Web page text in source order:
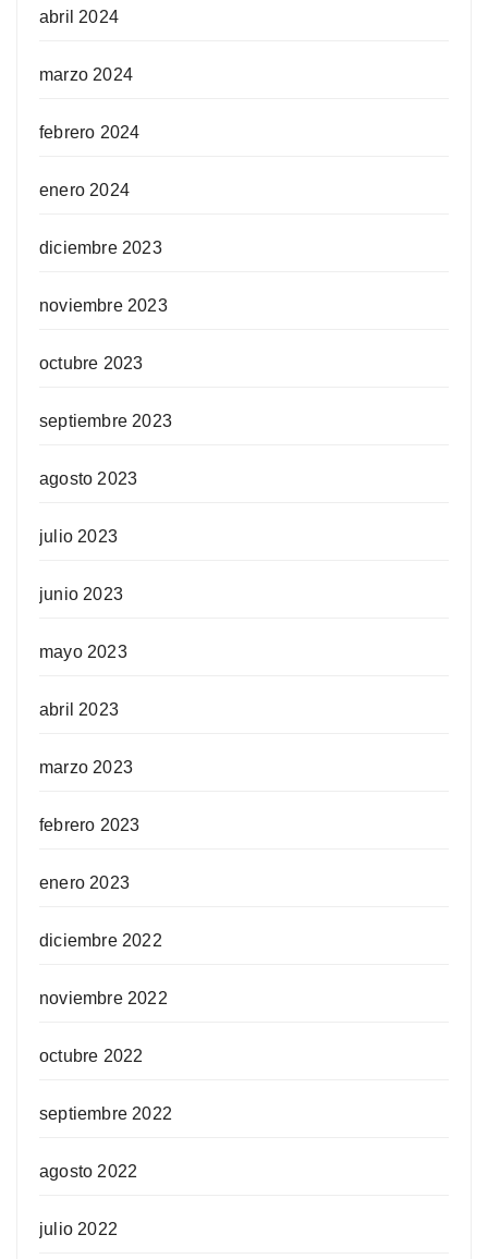
abril 2024
marzo 2024
febrero 2024
enero 2024
diciembre 2023
noviembre 2023
octubre 2023
septiembre 2023
agosto 2023
julio 2023
junio 2023
mayo 2023
abril 2023
marzo 2023
febrero 2023
enero 2023
diciembre 2022
noviembre 2022
octubre 2022
septiembre 2022
agosto 2022
julio 2022